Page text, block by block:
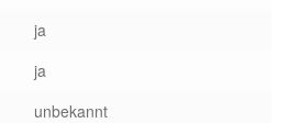
ja
ja
unbekannt